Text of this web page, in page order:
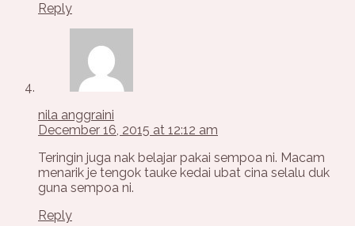
Reply
nila anggraini
December 16, 2015 at 12:12 am
Teringin juga nak belajar pakai sempoa ni. Macam
menarik je tengok tauke kedai ubat cina selalu duk
guna sempoa ni.
Reply